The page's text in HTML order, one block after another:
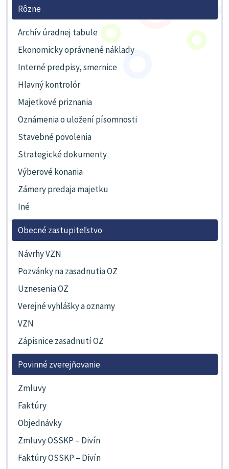
Rôzne
Archív úradnej tabule
Ekonomicky oprávnené náklady
Interné predpisy, smernice
Hlavný kontrolór
Majetkové priznania
Oznámenia o uložení písomnosti
Stavebné povolenia
Strategické dokumenty
Výberové konania
Zámery predaja majetku
Iné
Obecné zastupiteľstvo
Návrhy VZN
Pozvánky na zasadnutia OZ
Uznesenia OZ
Verejné vyhlášky a oznamy
VZN
Zápisnice zasadnutí OZ
Povinné zverejňovanie
Zmluvy
Faktúry
Objednávky
Zmluvy OSSKP – Divín
Faktúry OSSKP – Divín